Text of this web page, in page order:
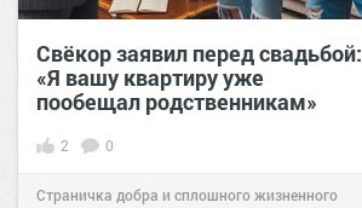
Cвёкор заявил перед свадьбой:
«Я вашу квартиру уже
пообещал родственникам»
2 0
Страничка добра и сплошного жизненного